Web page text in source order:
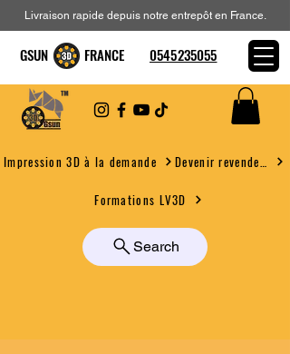
Impression 3D à la demande
Formations LV3D
Search
Livraison rapide depuis notre entrepôt en France.
GSUN FRANCE 0545235055